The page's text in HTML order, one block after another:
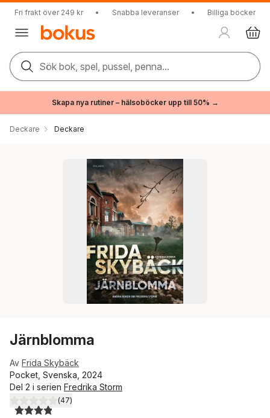
Fri frakt över 249 kr • Snabba leveranser • Billiga böcker
Sök bok, spel, pussel, penna...
Skapa nya rutiner – hälsoböcker upp till 50% →
Deckare Deckare
Järnblomma
Av Frida Skybäck
Pocket, Svenska, 2024
Del 2 i serien Fredrika Storm
3,9utav 5 stjärnor. Totalt antal röster:
(47)